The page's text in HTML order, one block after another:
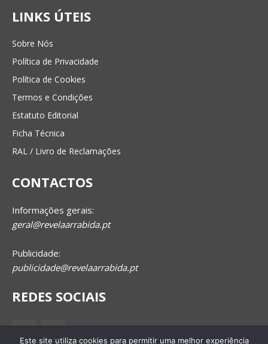
LINKS ÚTEIS
Sobre Nós
Política de Privacidade
Política de Cookies
Termos e Condições
Estatuto Editorial
Ficha Técnica
RAL / Livro de Reclamações
CONTACTOS
Informações gerais:
geral@revelaarrabida.pt
Publicidade:
publicidade@revelaarrabida.pt
REDES SOCIAIS
Este site utiliza cookies para permitir uma melhor experiência